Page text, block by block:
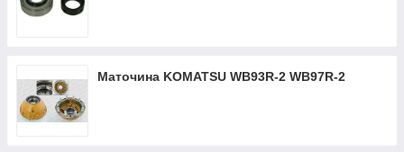
Маточина KOMATSU WB93R-2 WB97R-2